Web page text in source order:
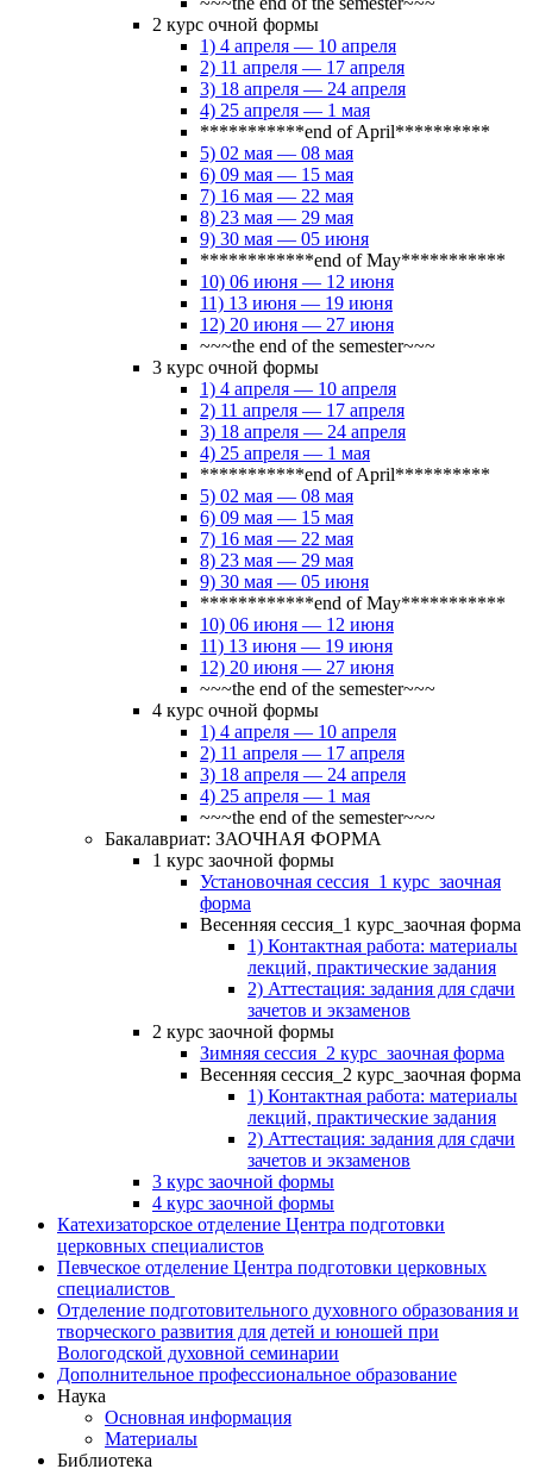
2 курс очной формы
1) 4 апреля — 10 апреля
2) 11 апреля — 17 апреля
3) 18 апреля — 24 апреля
4) 25 апреля — 1 мая
***********end of April**********
5) 02 мая — 08 мая
6) 09 мая — 15 мая
7) 16 мая — 22 мая
8) 23 мая — 29 мая
9) 30 мая — 05 июня
************end of May***********
10) 06 июня — 12 июня
11) 13 июня — 19 июня
12) 20 июня — 27 июня
~~~the end of the semester~~~
3 курс очной формы
1) 4 апреля — 10 апреля
2) 11 апреля — 17 апреля
3) 18 апреля — 24 апреля
4) 25 апреля — 1 мая
***********end of April**********
5) 02 мая — 08 мая
6) 09 мая — 15 мая
7) 16 мая — 22 мая
8) 23 мая — 29 мая
9) 30 мая — 05 июня
************end of May***********
10) 06 июня — 12 июня
11) 13 июня — 19 июня
12) 20 июня — 27 июня
~~~the end of the semester~~~
4 курс очной формы
1) 4 апреля — 10 апреля
2) 11 апреля — 17 апреля
3) 18 апреля — 24 апреля
4) 25 апреля — 1 мая
~~~the end of the semester~~~
Бакалавриат: ЗАОЧНАЯ ФОРМА
1 курс заочной формы
Установочная сессия_1 курс_заочная
форма
Весенняя сессия_1 курс_заочная форма
1) Контактная работа: материалы
лекций, практические задания
2) Аттестация: задания для сдачи
зачетов и экзаменов
2 курс заочной формы
Зимняя сессия_2 курс_заочная форма
Весенняя сессия_2 курс_заочная форма
1) Контактная работа: материалы
лекций, практические задания
2) Аттестация: задания для сдачи
зачетов и экзаменов
3 курс заочной формы
4 курс заочной формы
Катехизаторское отделение Центра подготовки
церковных специалистов
Певческое отделение Центра подготовки церковных
специалистов
Отделение подготовительного духовного образования и
творческого развития для детей и юношей при
Вологодской духовной семинарии
Дополнительное профессиональное образование
Наука
Основная информация
Материалы
Библиотека